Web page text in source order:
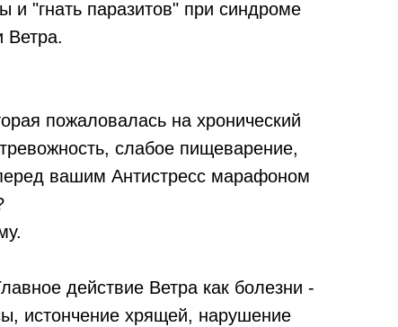
и "гнать паразитов" при синдроме
Ветра.
пожаловалась на хронический
слабое пищеварение,
вашим Антистресс марафоном
действие Ветра как болезни -
истончение хрящей, нарушение